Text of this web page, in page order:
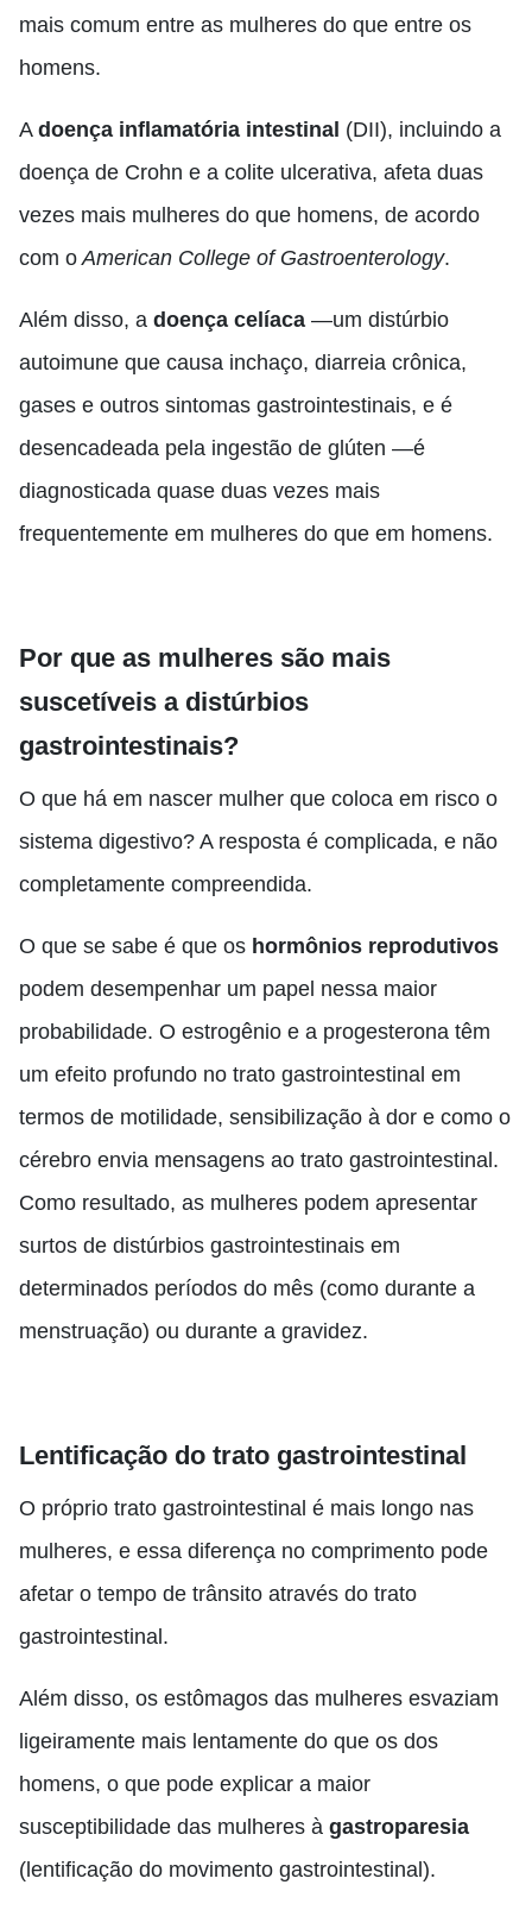
mais comum entre as mulheres do que entre os
homens.
A doença inflamatória intestinal (DII), incluindo a
doença de Crohn e a colite ulcerativa, afeta duas
vezes mais mulheres do que homens, de acordo
com oAmerican College of Gastroenterology.
Além disso, a doença celíaca —um distúrbio
autoimune que causa inchaço, diarreia crônica,
gases e outros sintomas gastrointestinais, e é
desencadeada pela ingestão de glúten —é
diagnosticada quase duas vezes mais
frequentemente em mulheres do que em homens.
Por que as mulheres são mais
suscetíveis a distúrbios
gastrointestinais?
O que há em nascer mulher que coloca em risco o
sistema digestivo? A resposta é complicada, e não
completamente compreendida.
O que se sabe é que os hormônios reprodutivos
podem desempenhar um papel nessa maior
probabilidade. O estrogênio e a progesterona têm
um efeito profundo no trato gastrointestinal em
termos de motilidade, sensibilização à dor e como o
cérebro envia mensagens ao trato gastrointestinal.
Como resultado, as mulheres podem apresentar
surtos de distúrbios gastrointestinais em
determinados períodos do mês (como durante a
menstruação) ou durante a gravidez.
Lentificação do trato gastrointestinal
O próprio trato gastrointestinal é mais longo nas
mulheres, e essa diferença no comprimento pode
afetar o tempo de trânsito através do trato
gastrointestinal.
Além disso, os estômagos das mulheres esvaziam
ligeiramente mais lentamente do que os dos
homens, o que pode explicar a maior
susceptibilidade das mulheres à gastroparesia
(lentificação do movimento gastrointestinal).